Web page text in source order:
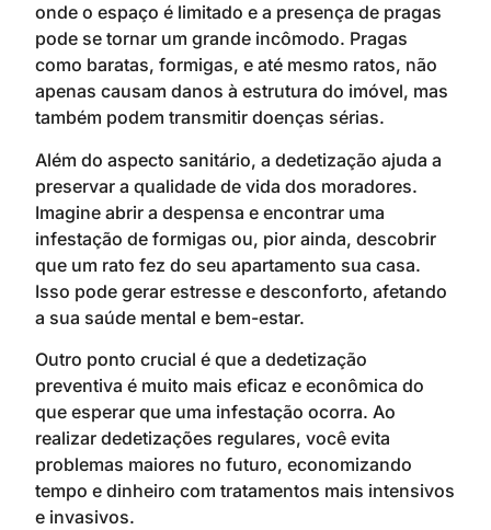
onde o espaço é limitado e a presença de pragas
pode se tornar um grande incômodo. Pragas
como baratas, formigas, e até mesmo ratos, não
apenas causam danos à estrutura do imóvel, mas
também podem transmitir doenças sérias.
Além do aspecto sanitário, a dedetização ajuda a
preservar a qualidade de vida dos moradores.
Imagine abrir a despensa e encontrar uma
infestação de formigas ou, pior ainda, descobrir
que um rato fez do seu apartamento sua casa.
Isso pode gerar estresse e desconforto, afetando
a sua saúde mental e bem-estar.
Outro ponto crucial é que a dedetização
preventiva é muito mais eficaz e econômica do
que esperar que uma infestação ocorra. Ao
realizar dedetizações regulares, você evita
problemas maiores no futuro, economizando
tempo e dinheiro com tratamentos mais intensivos
e invasivos.